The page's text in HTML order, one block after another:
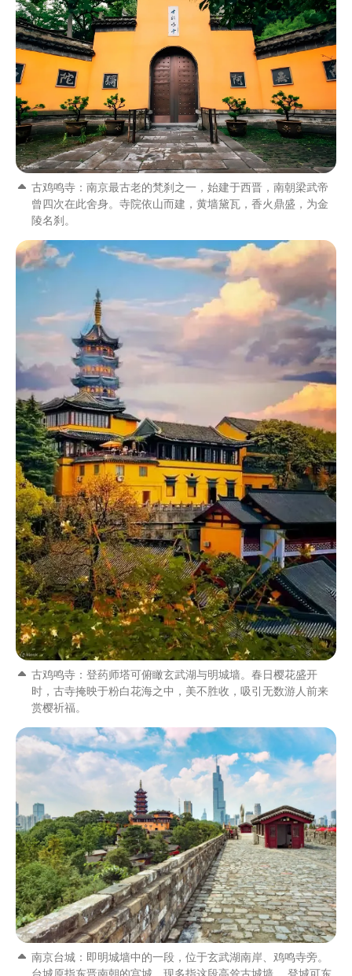
古鸡鸣寺：南京最古老的梵刹之一，始建于西晋，南朝梁武帝
曾四次在此舍身。寺院依山而建，黄墙黛瓦，香火鼎盛，为金
陵名刹。
古鸡鸣寺：登药师塔可俯瞰玄武湖与明城墙。春日樱花盛开
时，古寺掩映于粉白花海之中，美不胜收，吸引无数游人前来
赏樱祈福。
南京台城：即明城墙中的一段，位于玄武湖南岸、鸡鸣寺旁。
台城原指东晋南朝的宫城，现多指这段高耸古城墙。 登城可东